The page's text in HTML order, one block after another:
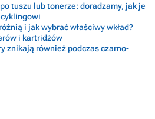
tuszu lub tonerze: doradzamy, jak je
i jak wybrać właściwy wkład?
i kartridżów
znikają również podczas czarno-